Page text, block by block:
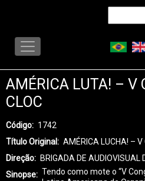
conteúdo
LISA
MENU
AMÉRICA LUTA! – V
CLOC
Código
1742
Título Original
AMÉRICA LUCHA! – V
Direção
BRIGADA DE AUDIOVISUAL
Sinopse
Tendo como mote o “V